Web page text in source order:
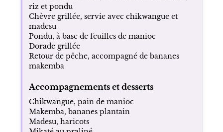
riz et pondu
Chèvre grillée, servie avec chikwangue et
madesu
Pondu, à base de feuilles de manioc
Dorade grillée
Retour de pêche, accompagné de bananes
makemba
Accompagnements et desserts
Chikwangue, pain de manioc
Makemba, bananes plantain
Madesu, haricots